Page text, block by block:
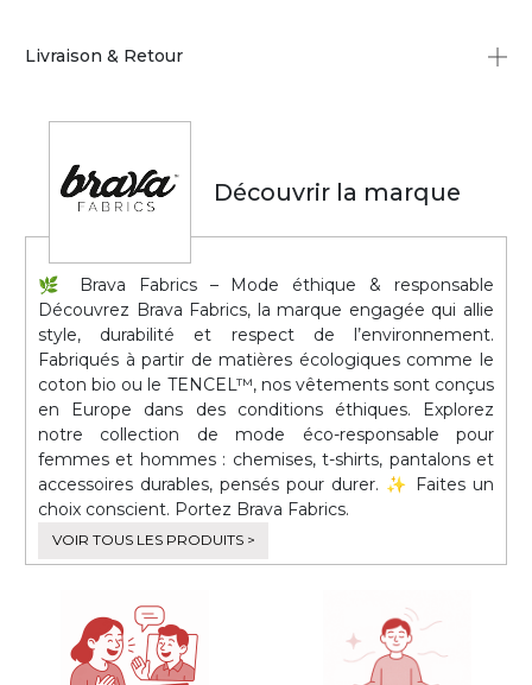
Livraison & Retour
Découvrir la marque
🌿 Brava Fabrics – Mode éthique & responsable
Découvrez Brava Fabrics, la marque engagée qui allie
style, durabilité et respect de l’environnement.
Fabriqués à partir de matières écologiques comme le
coton bio ou le TENCEL™, nos vêtements sont conçus
en Europe dans des conditions éthiques. Explorez
notre collection de mode éco-responsable pour
femmes et hommes : chemises, t-shirts, pantalons et
accessoires durables, pensés pour durer. ✨ Faites un
choix conscient. Portez Brava Fabrics.
VOIR TOUS LES PRODUITS >